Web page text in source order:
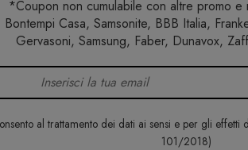
*Coupon non cumulabile con altre promo e
Bontempi Casa, Samsonite, BBB Italia,
Gervasoni, Samsung, Faber, Dunavox,
al trattamento dei dati ai sensi e per gli effetti
101/2018)
Cucina Elettrodomestici